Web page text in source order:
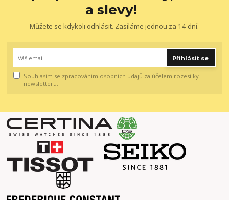
a slevy!
Můžete se kdykoli odhlásit. Zasíláme jednou za 14 dní.
Přihlásit se
Souhlasím se zpracováním osobních údajů za účelem rozesílky
newsletteru.